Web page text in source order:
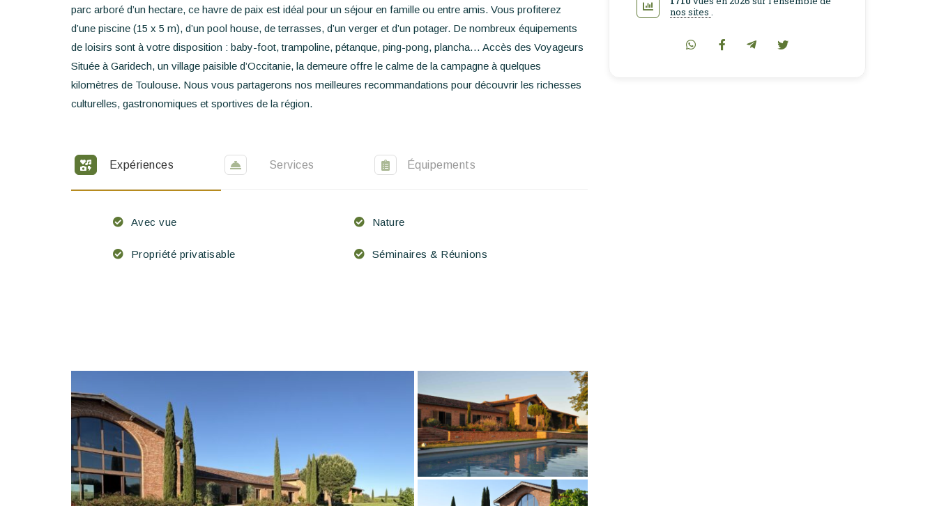
Ecrivez-nous
FR EN ES
parc arboré d’un hectare, ce havre de paix est idéal pour un séjour en famille ou entre amis. Vous profiterez
d’une piscine (15 x 5 m), d’un pool house, de terrasses, d’un verger et d’un potager. De nombreux équipements
de loisirs sont à votre disposition : baby-foot, trampoline, pétanque, ping-pong, plancha… Accès des Voyageurs
Située à Garidech, un village paisible d’Occitanie, la demeure offre le calme de la campagne à quelques
kilomètres de Toulouse. Nous vous partagerons nos meilleures recommandations pour découvrir les richesses
culturelles, gastronomiques et sportives de la région.
Expériences Services Équipements
Avec vue Nature
Propriété privatisable Séminaires & Réunions
nos sites .